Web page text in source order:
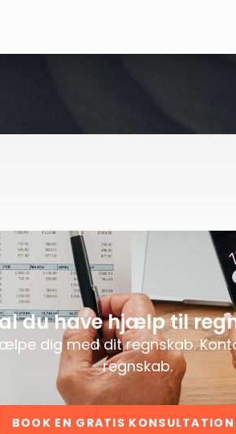
du have hjælp til
dig med dit regnskab.
regnskab.
BOOK EN GRATIS KONSULTATION